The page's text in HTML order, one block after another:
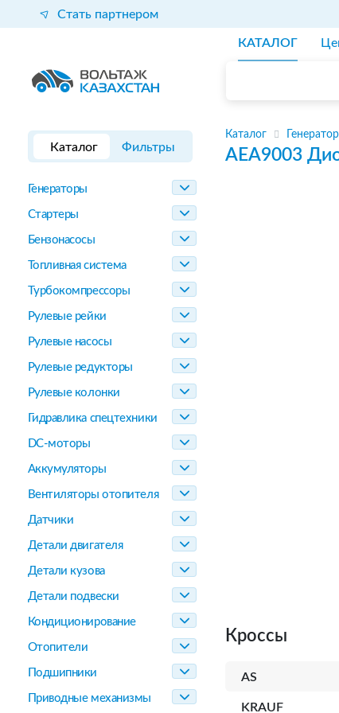
Стать партнером
КАТАЛОГ
Каталог Фильтры
Генераторы
Стартеры
Бензонасосы
Топливная система
Турбокомпрессоры
Рулевые рейки
Рулевые насосы
Рулевые редукторы
Рулевые колонки
Гидравлика спецтехники
DC-моторы
Аккумуляторы
Вентиляторы отопителя
Датчики
Детали двигателя
Детали кузова
Детали подвески
Кондиционирование
Отопители
Подшипники
Приводные механизмы
Каталог
AEA9003
Кроссы
AS
KRAUF